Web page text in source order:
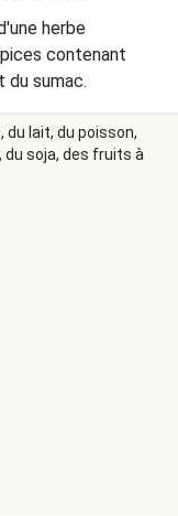
herbe
contenant
du sumac.
lait, du poisson,
soja, des fruits à